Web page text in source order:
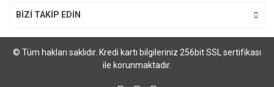
BİZİ TAKİP EDİN
© Tüm hakları saklıdır. Kredi kartı bilgileriniz 256bit SSL sertifikası
ile korunmaktadır.